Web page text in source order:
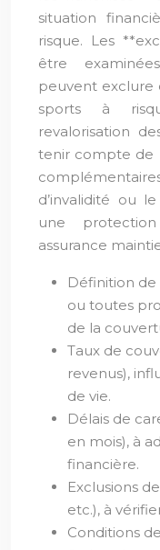
situation
risque. Les
être
peuvent exclure
sports à
revalorisation
tenir compte de
d’invalidité ou
une
assurance
Définition de
ou toutes
de la
Taux de
revenus),
de vie.
Délais de
en mois), à
financière.
Exclusions
etc.), à
Conditions